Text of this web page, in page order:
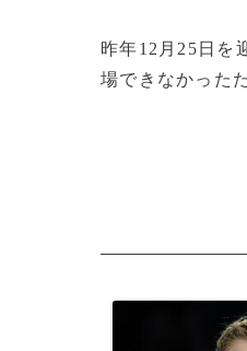
昨年12月25日を
場できなかった